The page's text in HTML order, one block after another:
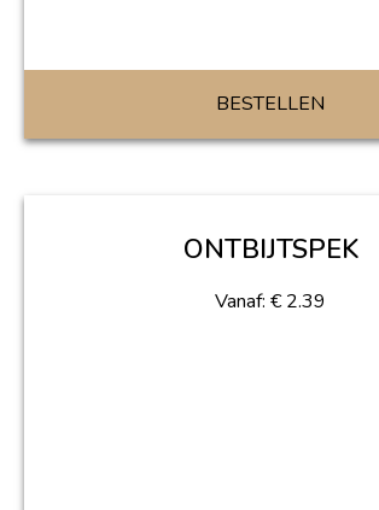
BESTELLEN
ONTBIJTSPEK
Vanaf: € 2.39